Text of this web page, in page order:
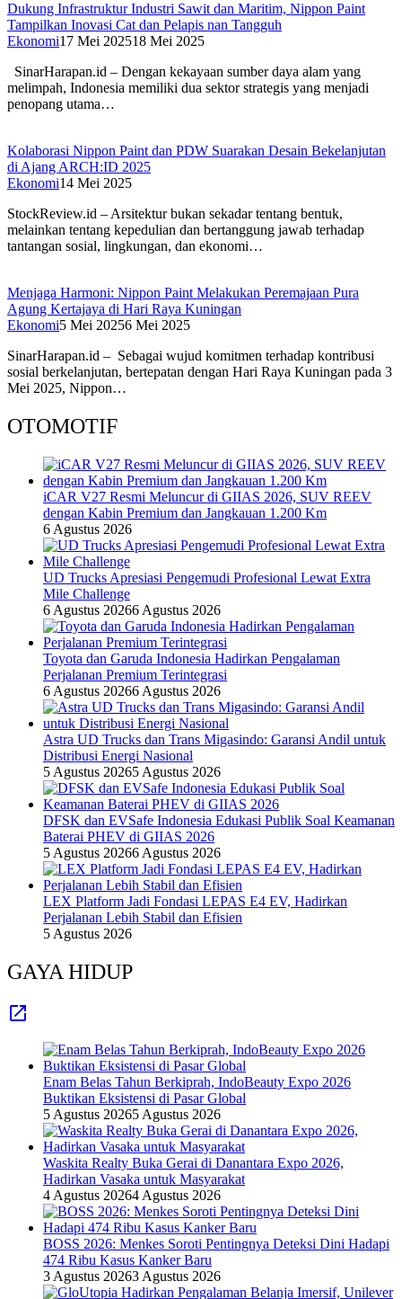
Dukung Infrastruktur Industri Sawit dan Maritim, Nippon Paint
Tampilkan Inovasi Cat dan Pelapis nan Tangguh
Ekonomi17 Mei 202518 Mei 2025
SinarHarapan.id – Dengan kekayaan sumber daya alam yang
melimpah, Indonesia memiliki dua sektor strategis yang menjadi
penopang utama…
Kolaborasi Nippon Paint dan PDW Suarakan Desain Bekelanjutan
di Ajang ARCH:ID 2025
Ekonomi14 Mei 2025
StockReview.id – Arsitektur bukan sekadar tentang bentuk,
melainkan tentang kepedulian dan bertanggung jawab terhadap
tantangan sosial, lingkungan, dan ekonomi…
Menjaga Harmoni: Nippon Paint Melakukan Peremajaan Pura
Agung Kertajaya di Hari Raya Kuningan
Ekonomi5 Mei 20256 Mei 2025
SinarHarapan.id – Sebagai wujud komitmen terhadap kontribusi
sosial berkelanjutan, bertepatan dengan Hari Raya Kuningan pada 3
Mei 2025, Nippon…
OTOMOTIF
iCAR V27 Resmi Meluncur di GIIAS 2026, SUV REEV
dengan Kabin Premium dan Jangkauan 1.200 Km
6 Agustus 2026
UD Trucks Apresiasi Pengemudi Profesional Lewat Extra
Mile Challenge
6 Agustus 20266 Agustus 2026
Toyota dan Garuda Indonesia Hadirkan Pengalaman
Perjalanan Premium Terintegrasi
6 Agustus 20266 Agustus 2026
Astra UD Trucks dan Trans Migasindo: Garansi Andil untuk
Distribusi Energi Nasional
5 Agustus 20265 Agustus 2026
DFSK dan EVSafe Indonesia Edukasi Publik Soal Keamanan
Baterai PHEV di GIIAS 2026
5 Agustus 20266 Agustus 2026
LEX Platform Jadi Fondasi LEPAS E4 EV, Hadirkan
Perjalanan Lebih Stabil dan Efisien
5 Agustus 2026
GAYA HIDUP
Enam Belas Tahun Berkiprah, IndoBeauty Expo 2026
Buktikan Eksistensi di Pasar Global
5 Agustus 20265 Agustus 2026
Waskita Realty Buka Gerai di Danantara Expo 2026,
Hadirkan Vasaka untuk Masyarakat
4 Agustus 20264 Agustus 2026
BOSS 2026: Menkes Soroti Pentingnya Deteksi Dini Hadapi
474 Ribu Kasus Kanker Baru
3 Agustus 20263 Agustus 2026